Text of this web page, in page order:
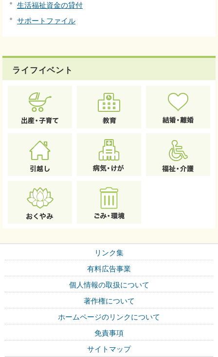
生活福祉資金の貸付
サポートファイル
ライフイベント
リンク集
有料広告事業
個人情報の取扱について
著作権について
ホームページのリンクについて
免責事項
サイトマップ